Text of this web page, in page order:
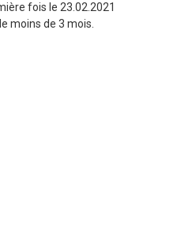
fois le 23.02.2021
moins de 3 mois.